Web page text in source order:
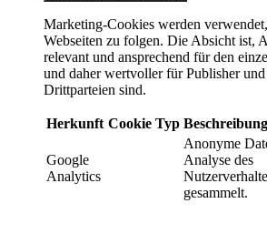
Marketing-Cookies werden
Webseiten zu folgen. Die Absicht ist,
relevant und ansprechend für den
und daher wertvoller für Publisher
Drittparteien sind.
Herkunft Cookie Typ Beschreibung
Google
Analytics
Anonyme
Analyse des
gesammelt.